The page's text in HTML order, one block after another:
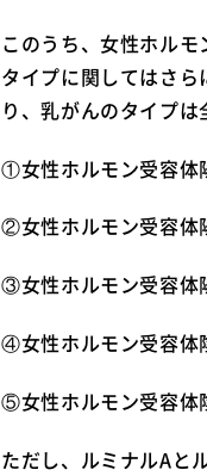
このうち、女性ホル
タイプに関してはさ
り、乳がんのタイプは
①女性ホルモン受容体
②女性ホルモン受容体
③女性ホルモン受容体
④女性ホルモン受容体
⑤女性ホルモン受容体
ただし、ルミナルAと